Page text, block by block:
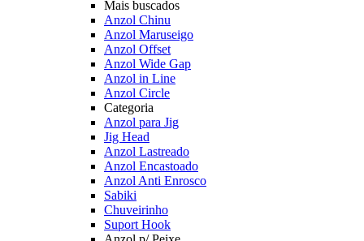
Mais buscados
Anzol Chinu
Anzol Maruseigo
Anzol Offset
Anzol Wide Gap
Anzol in Line
Anzol Circle
Categoria
Anzol para Jig
Jig Head
Anzol Lastreado
Anzol Encastoado
Anzol Anti Enrosco
Sabiki
Chuveirinho
Suport Hook